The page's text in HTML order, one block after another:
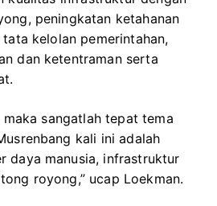
peningkatan ketahanan
kelolan pemerintahan,
dan ketentraman serta
sangatlah tepat tema
kali ini adalah
daya manusia, infrastruktur
royong,” ucap Loekman.